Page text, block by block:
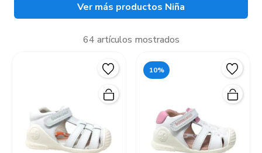
Ver más productos Niña
64 artículos mostrados
10%